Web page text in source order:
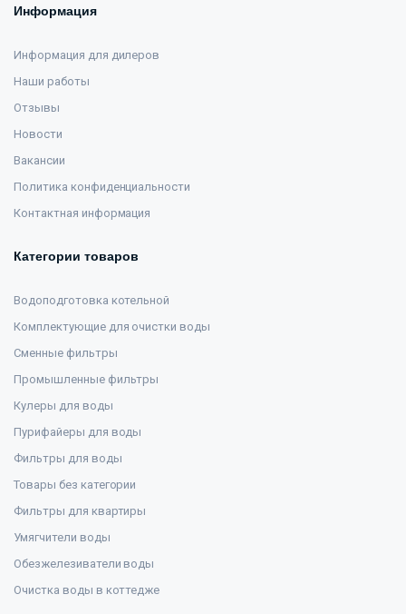
Информация
Информация для дилеров
Наши работы
Отзывы
Новости
Вакансии
Политика конфиденциальности
Контактная информация
Категории товаров
Водоподготовка котельной
Комплектующие для очистки воды
Сменные фильтры
Промышленные фильтры
Кулеры для воды
Пурифайеры для воды
Фильтры для воды
Товары без категории
Фильтры для квартиры
Умягчители воды
Обезжелезиватели воды
Очистка воды в коттедже